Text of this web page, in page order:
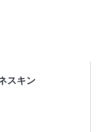
スキン